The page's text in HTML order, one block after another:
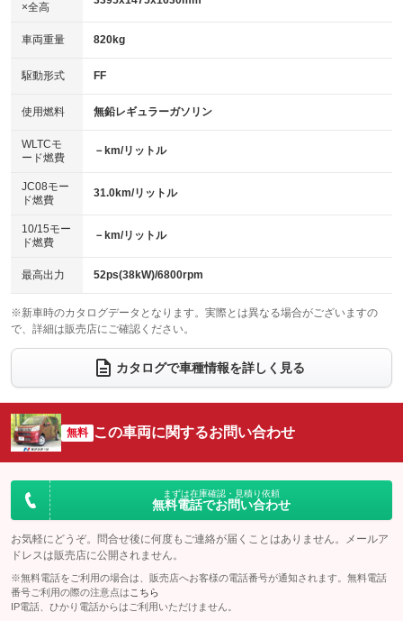
パワーウィンドウ
アイドリングストップ
：装備あり
USB入力端子
：装備なし
100V電源
：装備なし
センターデフロック
：装備なし
電動格納ミラー
：装備なし
革シート
キーレス
HID(キセノンライト)
：装備なし
バックカメラ
：装備あり
エアロ
：装備なし
：装備なし
パワーシート
ベンチシート
：装備あり
チップアップシート
：装備なし
：装備なし ：装備あり
ウォークスルー
：装備なし
電動リアゲート フロントカメラ
：装備なし
：装備なし ：装備なし
サイドカメラ
：装備なし ルーフレール
：装備なし
：装備なし
：装備なし
×全高
車両重量 820kg
駆動形式 FF
使用燃料 無鉛レギュラーガソリン
WLTCモ
ード燃費
－km/リットル
JC08モー
ド燃費
31.0km/リットル
10/15モー
ド燃費
－km/リットル
最高出力 52ps(38kW)/6800rpm
※新車時のカタログデータとなります。実際とは異なる場合がございますの
で、詳細は販売店にご確認ください。
カタログで車種情報を詳しく見る
無料 この車両に関するお問い合わせ
まずは在庫確認・見積り依頼
無料電話でお問い合わせ
お気軽にどうぞ。問合せ後に何度もご連絡が届くことはありません。メールア
ドレスは販売店に公開されません。
※無料電話をご利用の場合は、販売店へお客様の電話番号が通知されます。無料電話
番号ご利用の際の注意点は こちら
IP電話、ひかり電話からはご利用いただけません。